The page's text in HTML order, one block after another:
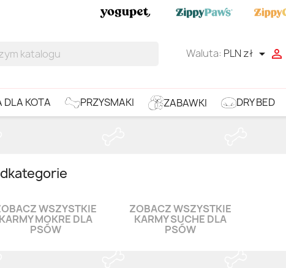
Waluta: PLN zł  
DLA KOTA PRZYSMAKI ZABAWKI DRY BED
WSZYSTKIE
MOKRE DLA
PSÓW
ZOBACZ WSZYSTKIE
KARMY SUCHE DLA
PSÓW